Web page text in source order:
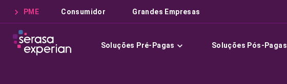
PME Consumidor Grandes Empresas
Soluções Pré-Pagas Soluções Pós-Pagas